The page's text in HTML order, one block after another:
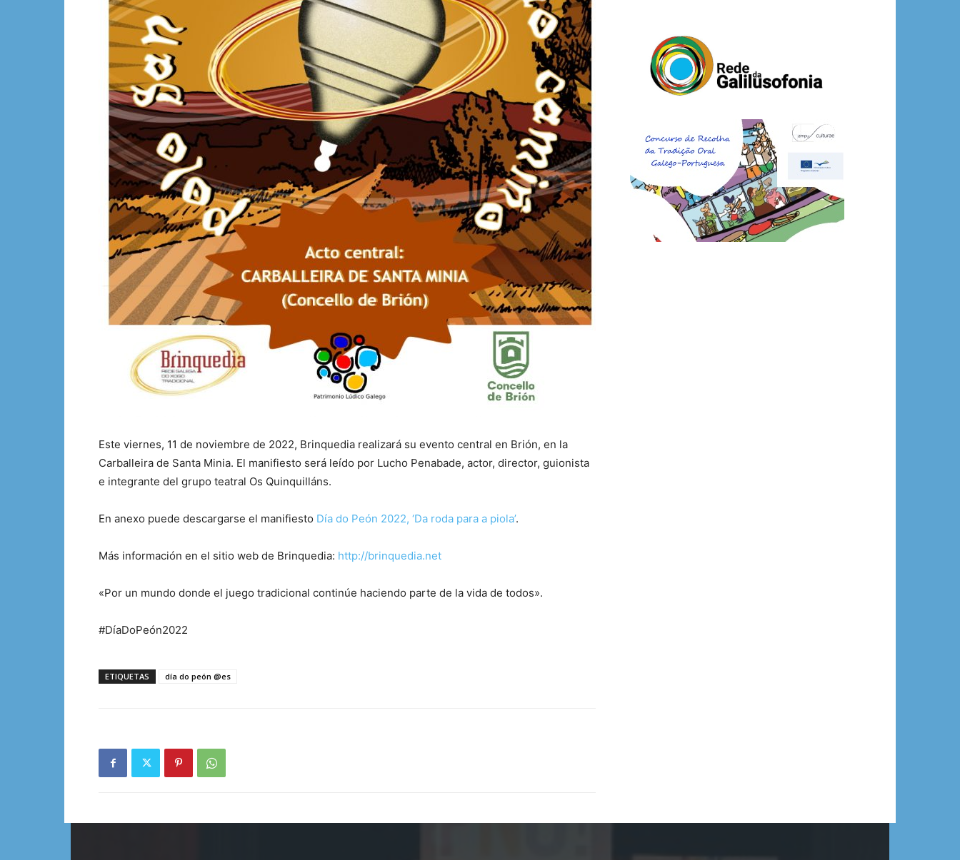
Este viernes, 11 de noviembre de 2022, Brinquedia realizará su evento central en Brión, en la
Carballeira de Santa Minia. El manifiesto será leído por Lucho Penabade, actor, director, guionista
e integrante del grupo teatral Os Quinquilláns.
En anexo puede descargarse el manifiesto Día do Peón 2022, ‘Da roda para a piola’.
Más información en el sitio web de Brinquedia: http://brinquedia.net
«Por un mundo donde el juego tradicional continúe haciendo parte de la vida de todos».
#DíaDoPeón2022
ETIQUETAS día do peón @es